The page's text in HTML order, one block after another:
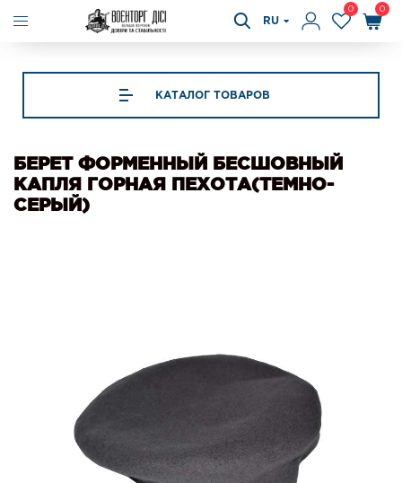
RU
0 0
КАТАЛОГ ТОВАРОВ
БЕРЕТ ФОРМЕННЫЙ БЕСШОВНЫЙ
КАПЛЯ ГОРНАЯ ПЕХОТА(ТЕМНО-
СЕРЫЙ)